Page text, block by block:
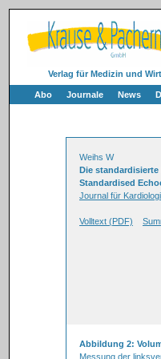
Verlag für Medizin und
Abo Journale News
Weihs W
Die
Standardised
Journal für
Volltext (PDF)
Abbildung 2:
Messung der